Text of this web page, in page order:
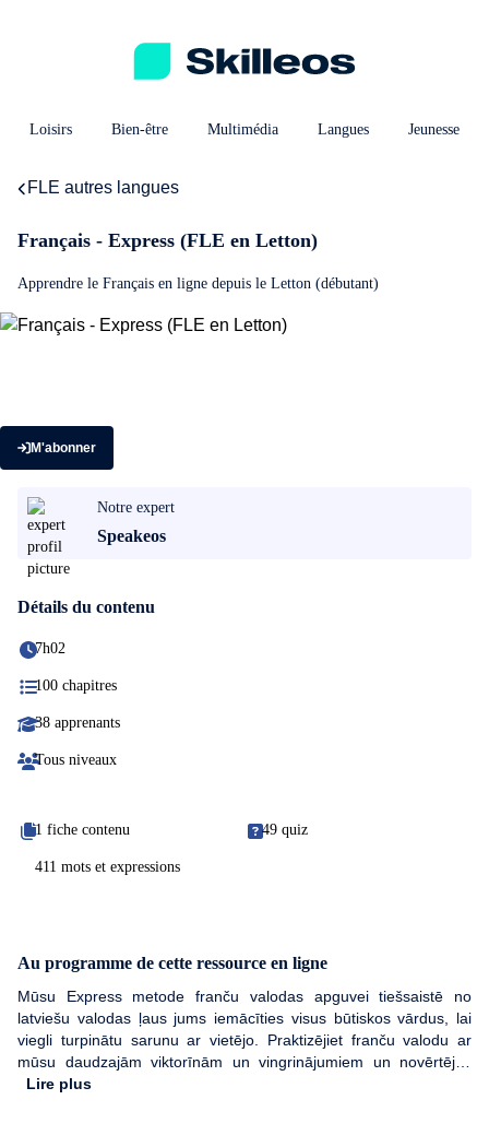
Loisirs Bien-être Multimédia Langues Jeunesse
FLE autres langues
Français - Express (FLE en Letton)
Apprendre le Français en ligne depuis le Letton (débutant)
M'abonner
Notre expert
Speakeos
Détails du contenu
7h02
100 chapitres
38 apprenants
Tous niveaux
1 fiche contenu 49 quiz
411 mots et expressions
Au programme de cette ressource en ligne
Mūsu Express metode franču valodas apguvei tiešsaistē no
latviešu valodas ļaus jums iemācīties visus būtiskos vārdus, lai
viegli turpinātu sarunu ar vietējo. Praktizējiet franču valodu ar
mūsu daudzajām viktorīnām un vingrinājumiem un novērtējiet
savu progresu. Šis kurss ir paredzēts iesācējiem latviešiem.
Lire plus